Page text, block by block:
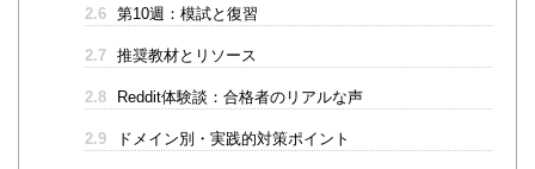
2.6 第10週：模試と復習
2.7 推奨教材とリソース
2.8 Reddit体験談：合格者のリアルな声
2.9 ドメイン別・実践的対策ポイント